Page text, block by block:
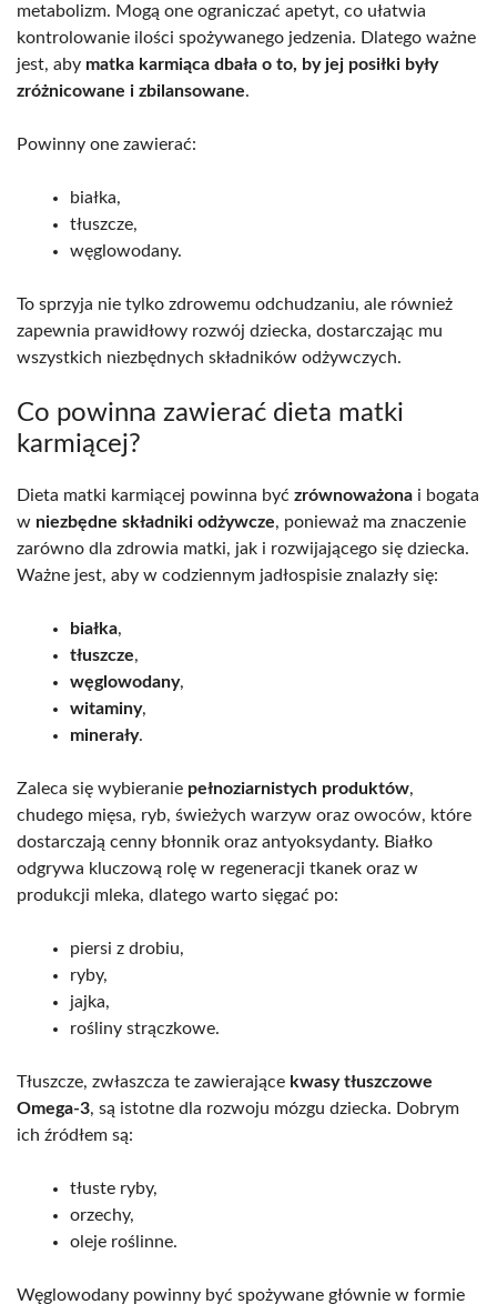
metabolizm. Mogą one ograniczać apetyt, co ułatwia
kontrolowanie ilości spożywanego jedzenia. Dlatego ważne
jest, aby matka karmiąca dbała o to, by jej posiłki były
zróżnicowane i zbilansowane.
Powinny one zawierać:
białka,
tłuszcze,
węglowodany.
To sprzyja nie tylko zdrowemu odchudzaniu, ale również
zapewnia prawidłowy rozwój dziecka, dostarczając mu
wszystkich niezbędnych składników odżywczych.
Co powinna zawierać dieta matki
karmiącej?
Dieta matki karmiącej powinna być zrównoważona i bogata
w niezbędne składniki odżywcze, ponieważ ma znaczenie
zarówno dla zdrowia matki, jak i rozwijającego się dziecka.
Ważne jest, aby w codziennym jadłospisie znalazły się:
białka,
tłuszcze,
węglowodany,
witaminy,
minerały.
Zaleca się wybieranie pełnoziarnistych produktów,
chudego mięsa, ryb, świeżych warzyw oraz owoców, które
dostarczają cenny błonnik oraz antyoksydanty. Białko
odgrywa kluczową rolę w regeneracji tkanek oraz w
produkcji mleka, dlatego warto sięgać po:
piersi z drobiu,
ryby,
jajka,
rośliny strączkowe.
Tłuszcze, zwłaszcza te zawierające kwasy tłuszczowe
Omega-3, są istotne dla rozwoju mózgu dziecka. Dobrym
ich źródłem są:
tłuste ryby,
orzechy,
oleje roślinne.
Węglowodany powinny być spożywane głównie w formie